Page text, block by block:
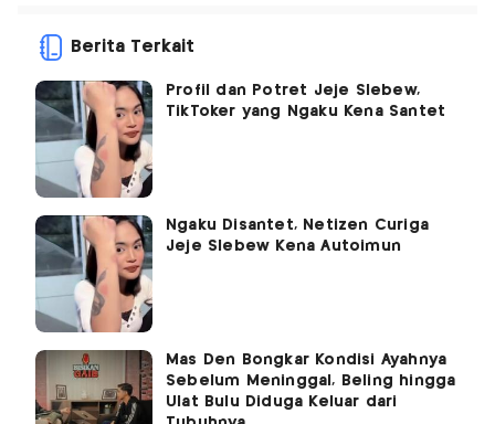
Berita Terkait
Profil dan Potret Jeje Slebew,
TikToker yang Ngaku Kena Santet
Ngaku Disantet, Netizen Curiga
Jeje Slebew Kena Autoimun
Mas Den Bongkar Kondisi Ayahnya
Sebelum Meninggal, Beling hingga
Ulat Bulu Diduga Keluar dari